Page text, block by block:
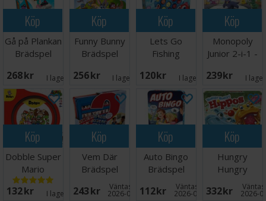
Köp
Gå på Plankan
Brädspel
268 SEK I lager: 7
Köp
Funny Bunny
Brädspel
256 SEK I lager:
Köp
Lets Go
Fishing
120 SEK I lager: 1
Köp
Monopoly
Junior 2-i-1 -
239 SEK I
Köp
Dobble Super
Mario
Brädspel
132 SEK I lager: 6
Köp
Vem Där
Brädspel
243 SEK Väntas in:
2026-08-15
Köp
Auto Bingo
Brädspel
112 SEK Väntas in:
2026-09-30
Köp
Hungry
Hungry
Hippos
Brädspel
332 SEK 2026-